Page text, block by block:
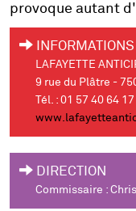
provoque autant
LAFAYETTE
9 rue du Plâtre -
Tél. : 01 57 40 64 17
DIRECTION
Commissaire :